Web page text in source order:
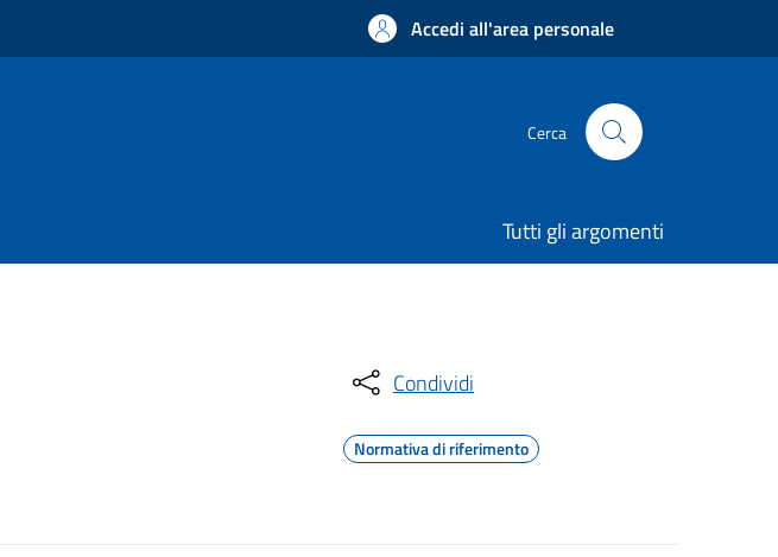
Accedi all'area personale
Cerca
Tutti gli argomenti
Condividi
Normativa di riferimento